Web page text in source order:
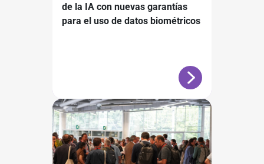
de la IA con nuevas garantías
para el uso de datos biométricos